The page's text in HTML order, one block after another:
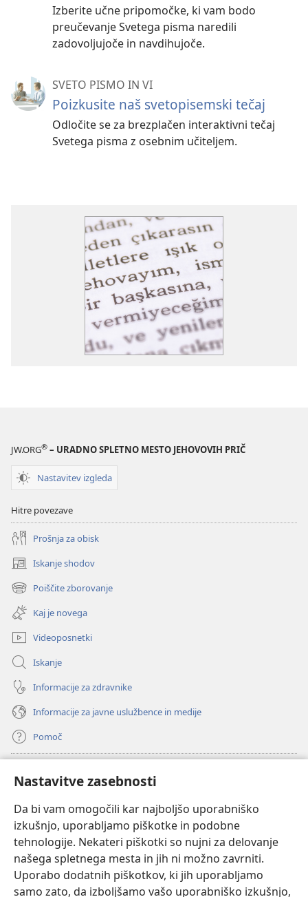
Nastavitve zasebnosti
Da bi vam omogočili kar najboljšo uporabniško
izkušnjo, uporabljamo piškotke in podobne
tehnologije. Nekateri piškotki so nujni za delovanje
našega spletnega mesta in jih ni možno zavrniti.
Uporabo dodatnih piškotkov, ki jih uporabljamo
samo zato, da izboljšamo vašo uporabniško izkušnjo,
Izberite učne pripomočke, ki vam bodo
preučevanje Svetega pisma naredili
zadovoljujoče in navdihujoče.
SVETO PISMO IN VI
Poizkusite naš svetopisemski tečaj
Odločite se za brezplačen interaktivni tečaj
Svetega pisma z osebnim učiteljem.
JW.ORG® – URADNO SPLETNO MESTO JEHOVOVIH PRIČ
Nastavitev izgleda
Hitre povezave
Prošnja za obisk
Iskanje shodov
(odpre
novo
okno)
Poiščite zborovanje
(odpre
novo
okno)
Kaj je novega
Videoposnetki
Iskanje
Informacije za zdravnike
Informacije za javne uslužbence in medije
Pomoč
(odpre
novo
okno) Watchtowerjeva SPLETNA KNJIŽNICA™
(odpre
novo
okno) JW Hub
(odpre
novo
okno)JW Library